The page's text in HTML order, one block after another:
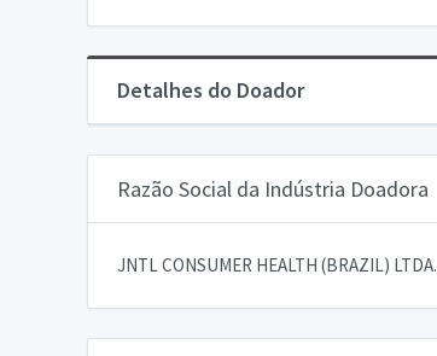
Detalhes do Doador
Razão Social da Indústria Doadora
JNTL CONSUMER HEALTH (BRAZIL) LTDA.